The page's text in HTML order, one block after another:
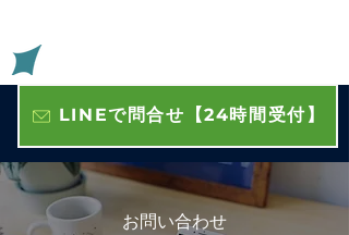
LINEで問合せ【24時間受付】
​お問い合わせ